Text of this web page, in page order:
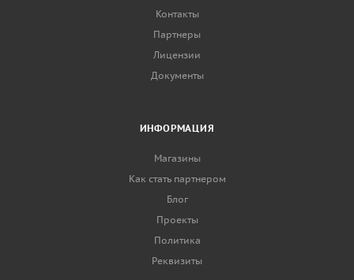
Контакты
Партнеры
Лицензии
Документы
ИНФОРМАЦИЯ
Магазины
Как стать партнером
Блог
Проекты
Политика
Реквизиты